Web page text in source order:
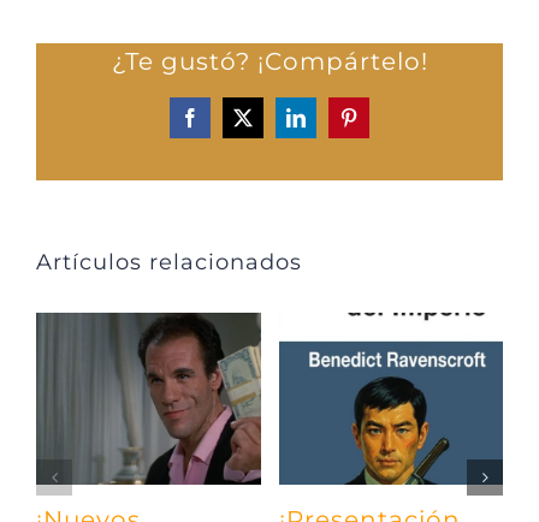
¿Te gustó? ¡Compártelo!
Facebook
X LinkedInPinterest
Artículos relacionados